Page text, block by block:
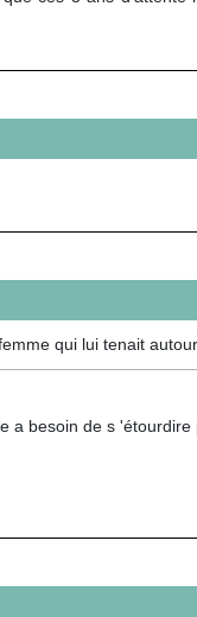
qui lui tenait
a besoin de s